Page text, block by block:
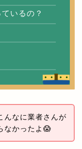
いるの？
んなに業者さんが
なかったよ😱